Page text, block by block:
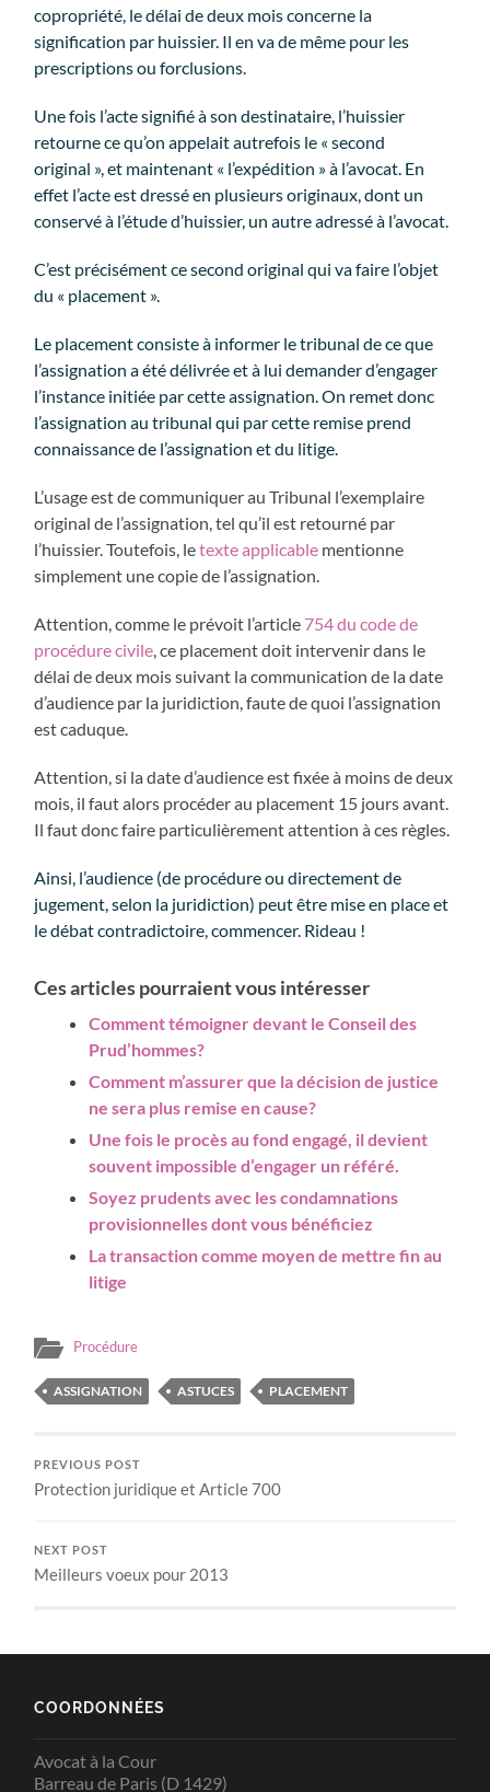
copropriété, le délai de deux mois concerne la
signification par huissier. Il en va de même pour les
prescriptions ou forclusions.
Une fois l’acte signifié à son destinataire, l’huissier
retourne ce qu’on appelait autrefois le « second
original », et maintenant « l’expédition » à l’avocat. En
effet l’acte est dressé en plusieurs originaux, dont un
conservé à l’étude d’huissier, un autre adressé à l’avocat.
C’est précisément ce second original qui va faire l’objet
du « placement ».
Le placement consiste à informer le tribunal de ce que
l’assignation a été délivrée et à lui demander d’engager
l’instance initiée par cette assignation. On remet donc
l’assignation au tribunal qui par cette remise prend
connaissance de l’assignation et du litige.
L’usage est de communiquer au Tribunal l’exemplaire
original de l’assignation, tel qu’il est retourné par
l’huissier. Toutefois, letexte applicable mentionne
simplement une copie de l’assignation.
Attention, comme le prévoit l’article 754 du code de
procédure civile , ce placement doit intervenir dans le
délai de deux mois suivant la communication de la date
d’audience par la juridiction, faute de quoi l’assignation
est caduque.
Attention, si la date d’audience est fixée à moins de deux
mois, il faut alors procéder au placement 15 jours avant.
Il faut donc faire particulièrement attention à ces règles.
Ainsi, l’audience (de procédure ou directement de
jugement, selon la juridiction) peut être mise en place et
le débat contradictoire, commencer. Rideau !
Ces articles pourraient vous intéresser
Comment témoigner devant le Conseil des
Prud’hommes?
Comment m’assurer que la décision de justice
ne sera plus remise en cause?
Une fois le procès au fond engagé, il devient
souvent impossible d’engager un référé.
Soyez prudents avec les condamnations
provisionnelles dont vous bénéficiez
La transaction comme moyen de mettre fin au
litige
Procédure
ASSIGNATION ASTUCES PLACEMENT
PREVIOUS POST
Protection juridique et Article 700
NEXT POST
Meilleurs voeux pour 2013
COORDONNÉES
Avocat à la Cour
Barreau de Paris (D 1429)